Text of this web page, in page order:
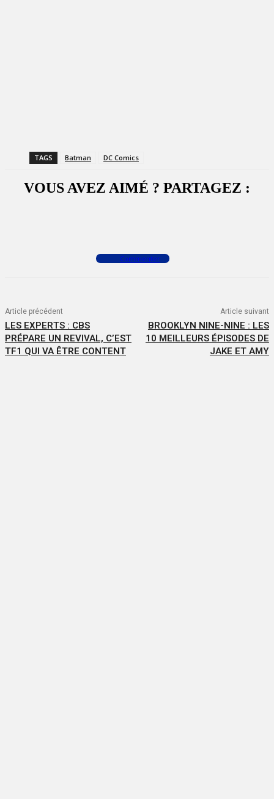
TAGS Batman DC Comics
VOUS AVEZ AIMÉ ? PARTAGEZ :
Commenter
Article précédent
LES EXPERTS : CBS
PRÉPARE UN REVIVAL, C’EST
TF1 QUI VA ÊTRE CONTENT
Article suivant
BROOKLYN NINE-NINE : LES
10 MEILLEURS ÉPISODES DE
JAKE ET AMY